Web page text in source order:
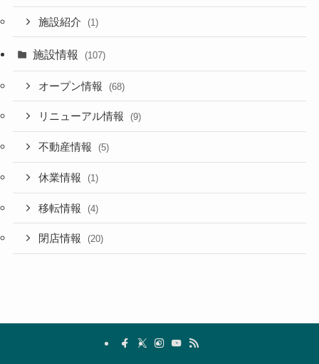
施設紹介 (1)
施設情報 (107)
オープン情報 (68)
リニューアル情報 (9)
不動産情報 (5)
休業情報 (1)
移転情報 (4)
閉店情報 (20)